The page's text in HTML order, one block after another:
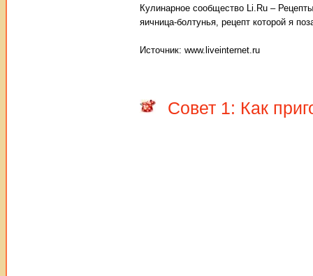
Кулинарное сообщество Li.Ru –
яичница-болтунья, рецепт которой я
Источник: www.liveinternet.ru
Совет 1: Как